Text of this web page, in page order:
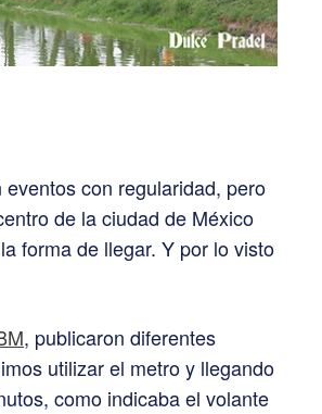
con regularidad, pero
de la ciudad de México
forma de llegar. Y por lo visto
, publicaron diferentes
utilizar el metro y llegando
como indicaba el volante